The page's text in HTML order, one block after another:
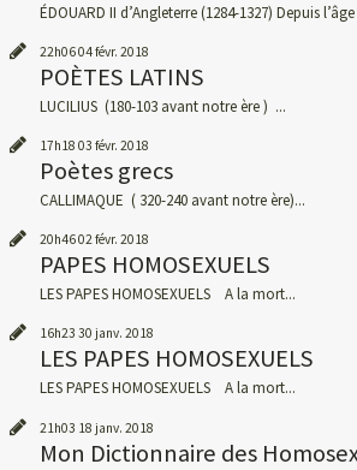
ÉDOUARD II d’Angleterre (1284-1327) Depuis
22h0604févr. 2018
POÈTES LATINS
LUCILIUS (180-103 avant notre ère ) ...
17h18 03 févr. 2018
Poètes grecs
CALLIMAQUE ( 320-240 avant notre ère)...
20h4602févr. 2018
PAPES HOMOSEXUELS
LES PAPES HOMOSEXUELS A la mort...
16h23 30 janv. 2018
LES PAPES HOMOSEXUELS
LES PAPES HOMOSEXUELS A la mort...
21h03 18 janv. 2018
Mon Dictionnaire des